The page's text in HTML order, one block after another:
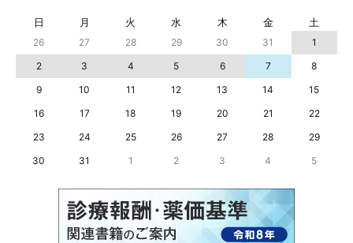
日 月 火 水 木 金 土
26 27 28 29 30 31
1
2
3 4 5 6 7
8
9
10 11 12 13 14
15
16
17 18 19 20 21
22
23
24 25 26 27 28
29
30
31 1 2 3 4 5